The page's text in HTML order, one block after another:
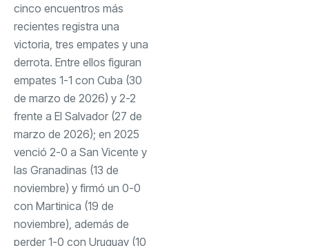
cinco encuentros más
recientes registra una
victoria, tres empates y una
derrota. Entre ellos figuran
empates 1-1 con Cuba (30
de marzo de 2026) y 2-2
frente a El Salvador (27 de
marzo de 2026); en 2025
venció 2-0 a San Vicente y
las Granadinas (13 de
noviembre) y firmó un 0-0
con Martinica (19 de
noviembre), además de
perder 1-0 con Uruguay (10